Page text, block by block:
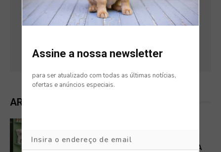
BIANCA FERREIRA
ARTIGOS RELACIONADOS
LILY’S KITCHEN E HYGGE KAFFE: NOVA
TENDÊNCIA PET FRIENDLY CONQUISTA
Assine a nossa newsletter
para ser atualizado com todas as últimas notícias,
ofertas e anúncios especiais.